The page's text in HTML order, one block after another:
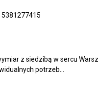
5381277415
z siedzibą w sercu
potrzeb...